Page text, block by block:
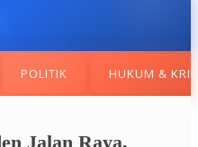
POLITIK HUKUM &
Jalan Raya,